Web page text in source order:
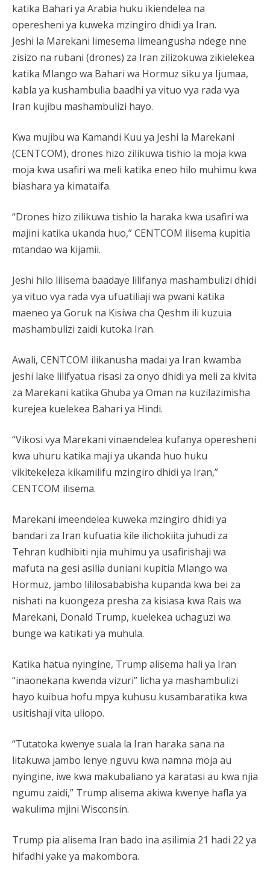
katika Bahari ya Arabia huku ikiendelea na
operesheni ya kuweka mzingiro dhidi ya Iran.
Jeshi la Marekani limesema limeangusha ndege nne
zisizo na rubani (drones) za Iran zilizokuwa zikielekea
katika Mlango wa Bahari wa Hormuz siku ya Ijumaa,
kabla ya kushambulia baadhi ya vituo vya rada vya
Iran kujibu mashambulizi hayo.
Kwa mujibu wa Kamandi Kuu ya Jeshi la Marekani
(CENTCOM), drones hizo zilikuwa tishio la moja kwa
moja kwa usafiri wa meli katika eneo hilo muhimu kwa
biashara ya kimataifa.
“Drones hizo zilikuwa tishio la haraka kwa usafiri wa
majini katika ukanda huo,” CENTCOM ilisema kupitia
mtandao wa kijamii.
Jeshi hilo lilisema baadaye lilifanya mashambulizi dhidi
ya vituo vya rada vya ufuatiliaji wa pwani katika
maeneo ya Goruk na Kisiwa cha Qeshm ili kuzuia
mashambulizi zaidi kutoka Iran.
Awali, CENTCOM ilikanusha madai ya Iran kwamba
jeshi lake lilifyatua risasi za onyo dhidi ya meli za kivita
za Marekani katika Ghuba ya Oman na kuzilazimisha
kurejea kuelekea Bahari ya Hindi.
“Vikosi vya Marekani vinaendelea kufanya operesheni
kwa uhuru katika maji ya ukanda huo huku
vikitekeleza kikamilifu mzingiro dhidi ya Iran,”
CENTCOM ilisema.
Marekani imeendelea kuweka mzingiro dhidi ya
bandari za Iran kufuatia kile ilichokiita juhudi za
Tehran kudhibiti njia muhimu ya usafirishaji wa
mafuta na gesi asilia duniani kupitia Mlango wa
Hormuz, jambo lililosababisha kupanda kwa bei za
nishati na kuongeza presha za kisiasa kwa Rais wa
Marekani, Donald Trump, kuelekea uchaguzi wa
bunge wa katikati ya muhula.
Katika hatua nyingine, Trump alisema hali ya Iran
“inaonekana kwenda vizuri” licha ya mashambulizi
hayo kuibua hofu mpya kuhusu kusambaratika kwa
usitishaji vita uliopo.
“Tutatoka kwenye suala la Iran haraka sana na
litakuwa jambo lenye nguvu kwa namna moja au
nyingine, iwe kwa makubaliano ya karatasi au kwa njia
ngumu zaidi,” Trump alisema akiwa kwenye hafla ya
wakulima mjini Wisconsin.
Trump pia alisema Iran bado ina asilimia 21 hadi 22 ya
hifadhi yake ya makombora.